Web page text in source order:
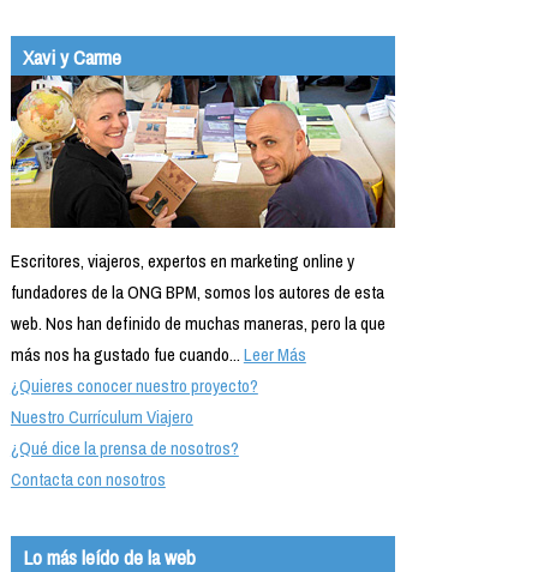
Xavi y Carme
Escritores, viajeros, expertos en marketing online y
fundadores de la ONG BPM, somos los autores de esta
web. Nos han definido de muchas maneras, pero la que
más nos ha gustado fue cuando...Leer Más
¿Quieres conocer nuestro proyecto?
Nuestro Currículum Viajero
¿Qué dice la prensa de nosotros?
Contacta con nosotros
Lo más leído de la web